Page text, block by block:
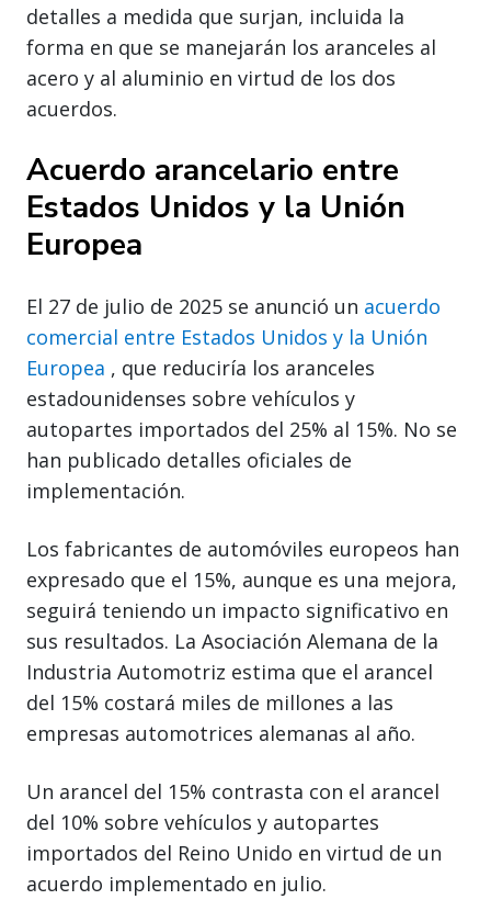
detalles a medida que surjan, incluida la
forma en que se manejarán los aranceles al
acero y al aluminio en virtud de los dos
acuerdos.
Acuerdo arancelario entre
Estados Unidos y la Unión
Europea
El 27 de julio de 2025 se anunció un acuerdo
comercial entre Estados Unidos y la Unión
Europea , que reduciría los aranceles
estadounidenses sobre vehículos y
autopartes importados del 25% al 15%. No se
han publicado detalles oficiales de
implementación.
Los fabricantes de automóviles europeos han
expresado que el 15%, aunque es una mejora,
seguirá teniendo un impacto significativo en
sus resultados. La Asociación Alemana de la
Industria Automotriz estima que el arancel
del 15% costará miles de millones a las
empresas automotrices alemanas al año.
Un arancel del 15% contrasta con el arancel
del 10% sobre vehículos y autopartes
importados del Reino Unido en virtud de un
acuerdo implementado en julio.